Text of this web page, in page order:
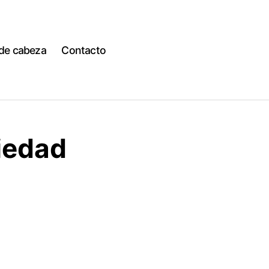
cabeza Contacto